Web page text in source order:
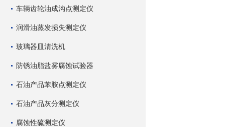
车辆齿轮油成沟点测定仪
润滑油蒸发损失测定仪
玻璃器皿清洗机
防锈油脂盐雾腐蚀试验器
石油产品苯胺点测定仪
石油产品灰分测定仪
腐蚀性硫测定仪